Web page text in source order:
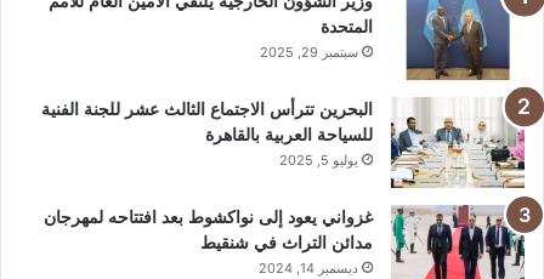
المتحدة
سبتمبر 29, 2025
البحرين تترأس الاجتماع الثالث عشر للجنة الفنية
للسياحة العربية بالقاهرة
يوليو 5, 2025
غزواني يعود إلى نواكشوط بعد افتتاحه لمهرجان
مدائن التراث في شنقيط
ديسمبر 14, 2024